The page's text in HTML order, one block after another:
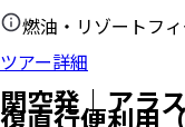
燃油・リゾートフ
ツアー詳細
関空発｜アラ
復直行便利用